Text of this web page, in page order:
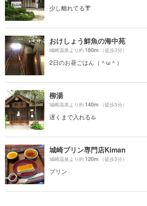
少し離れてる👘
おけしょう鮮魚の海中苑
城崎温泉より約180m （徒歩3分）
2日のお昼ごはん（＾ω＾）
柳湯
城崎温泉より約140m （徒歩3分）
遅くまで入れる♨️
城崎プリン専門店Kiman
城崎温泉より約120m （徒歩3分）
プリン